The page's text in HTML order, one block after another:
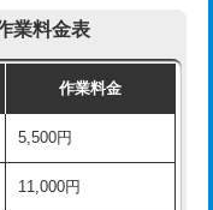
11,000円~
55,000円
+11,000円
22,000円+材料費
業料金表
作業料金
5,500円
11,000円